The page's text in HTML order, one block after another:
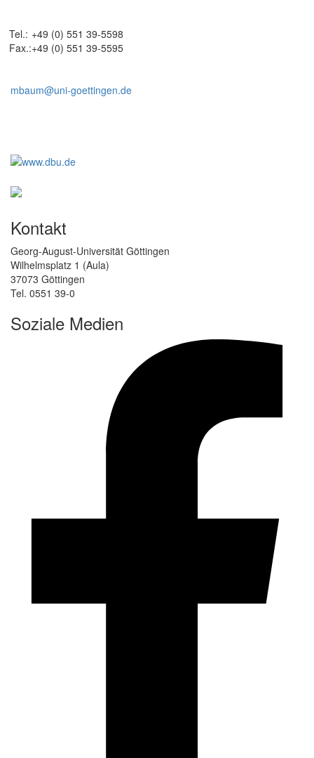
Tel.: +49 (0) 551 39-5598
Fax.:+49 (0) 551 39-5595
mbaum@uni-goettingen.de
Kontakt
Georg-August-Universität Göttingen
Wilhelmsplatz 1 (Aula)
37073 Göttingen
Tel. 0551 39-0
Soziale Medien